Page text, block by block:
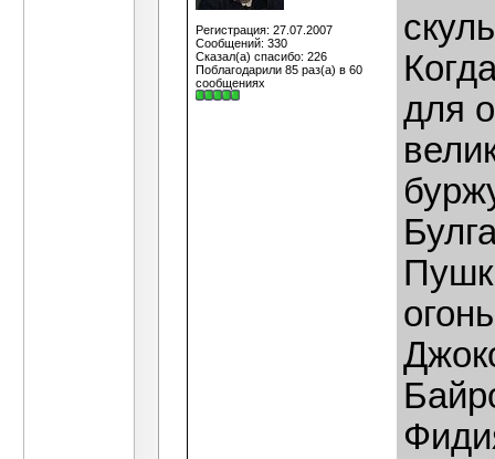
Регистрация: 27.07.2007
Сообщений: 330
Сказал(а) спасибо: 226
Поблагодарили 85 раз(а) в 60
сообщениях
для